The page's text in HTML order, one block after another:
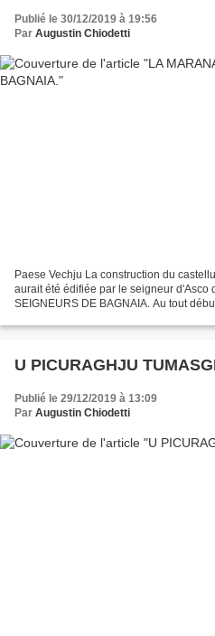
Publié le 30/12/2019 à 19:56
Par Augustin Chiodetti
Paese Vechju La construction du castellu daterait de la fin du XIe siècle et
aurait été édifiée par le seigneur d'Asco
SEIGNEURS DE BAGNAIA. Au tout
U PICURAGHJU
Publié le 29/12/2019 à 13:09
Par Augustin Chiodetti